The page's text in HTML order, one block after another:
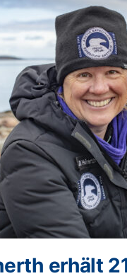
erhält